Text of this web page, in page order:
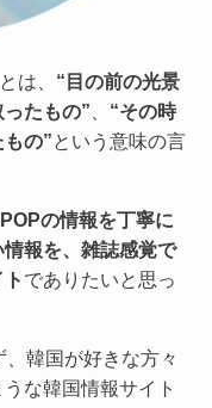
とは、 “目の前の光景
たもの”
“その時
の” という意味の言
の情報を丁寧に
報を、雑誌感覚で
でありたいと思っ
韓国が好きな方々
な韓国情報サイト